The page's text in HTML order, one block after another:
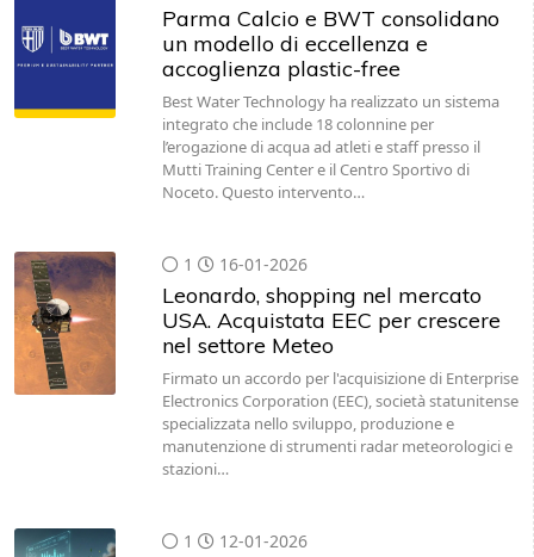
Parma Calcio e BWT consolidano
un modello di eccellenza e
accoglienza plastic-free
Best Water Technology ha realizzato un sistema
integrato che include 18 colonnine per
l’erogazione di acqua ad atleti e staff presso il
Mutti Training Center e il Centro Sportivo di
Noceto. Questo intervento…
1 16-01-2026
Leonardo, shopping nel mercato
USA. Acquistata EEC per crescere
nel settore Meteo
Firmato un accordo per l'acquisizione di Enterprise
Electronics Corporation (EEC), società statunitense
specializzata nello sviluppo, produzione e
manutenzione di strumenti radar meteorologici e
stazioni…
1 12-01-2026